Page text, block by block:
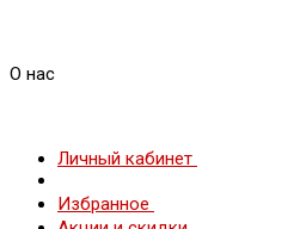
О нас
Личный кабинет
Избранное